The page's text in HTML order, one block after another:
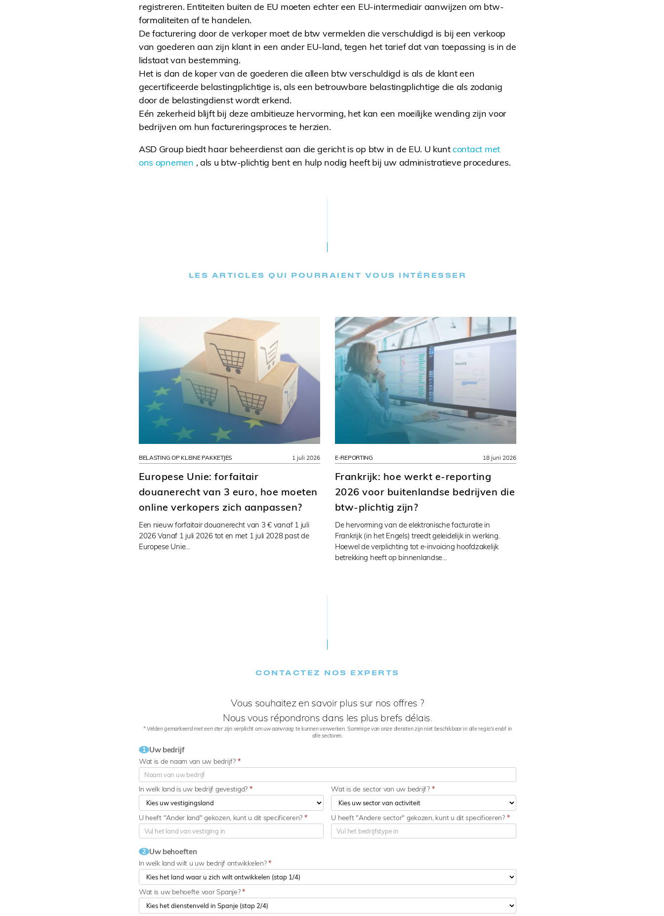
registreren. Entiteiten buiten de EU moeten echter een EU-intermediair aanwijzen om btw-
formaliteiten af ​​te handelen.
De facturering door de verkoper moet de btw vermelden die verschuldigd is bij een verkoop
van goederen aan zijn klant in een ander EU-land, tegen het tarief dat van toepassing is in de
lidstaat van bestemming.
Het is dan de koper van de goederen die alleen btw verschuldigd is als de klant een
gecertificeerde belastingplichtige is, als een betrouwbare belastingplichtige die als zodanig
door de belastingdienst wordt erkend.
Eén zekerheid blijft bij deze ambitieuze hervorming, het kan een moeilijke wending zijn voor
bedrijven om hun factureringsproces te herzien.
ASD Group biedt haar beheerdienst aan die gericht is op btw in de EU. U kuntcontact met
ons opnemen , als u btw-plichtig bent en hulp nodig heeft bij uw administratieve procedures.
LES ARTICLES QUI POURRAIENT VOUS INTÉRESSER
BELASTING OP KLEINE PAKKETJES
Europese Unie: forfaitair
douanerecht van 3 euro, hoe moeten
online verkopers zich aanpassen?
Een nieuw forfaitair douanerecht van 3 € vanaf 1 juli
2026 Vanaf 1 juli 2026 tot en met 1 juli 2028 past de
Europese Unie…
1 juli 2026 E-REPORTING
Frankrijk: hoe werkt e-reporting
2026 voor buitenlandse bedrijven die
btw-plichtig zijn?
De hervorming van de elektronische facturatie in
Frankrijk (in het Engels) treedt geleidelijk in werking.
Hoewel de verplichting tot e-invoicing hoofdzakelijk
betrekking heeft op binnenlandse…
18 juni 2026
CONTACTEZ NOS EXPERTS​
Vous souhaitez en savoir plus sur nos offres ?
Nous vous répondrons dans les plus brefs délais.
* Velden gemarkeerd met een ster zijn verplicht om uw aanvraag te kunnen verwerken. Sommige van onze diensten zijn niet beschikbaar in alle regio's en/of in
alle sectoren.
1 Uw bedrijf
Wat is de naam van uw bedrijf? *
In welk land is uw bedrijf gevestigd? * Wat is de sector van uw bedrijf? *
U heeft "Ander land" gekozen, kunt u dit specificeren? * U heeft "Andere sector" gekozen, kunt u dit specificeren? *
2 Uw behoeften
In welk land wilt u uw bedrijf ontwikkelen?*
Wat is uw behoefte voor Spanje?*